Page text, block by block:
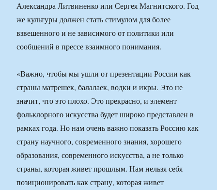
Александра Литвиненко или Сергея Магнитского. Год
же культуры должен стать стимулом для более
взвешенного и не зависимого от политики или
сообщений в прессе взаимного понимания.
«Важно, чтобы мы ушли от презентации России как
страны матрешек, балалаек, водки и икры. Это не
значит, что это плохо. Это прекрасно, и элемент
фольклорного искусства будет широко представлен в
рамках года. Но нам очень важно показать Россию как
страну научного, современного знания, хорошего
образования, современного искусства, а не только
страны, которая живет прошлым. Нам нельзя себя
позиционировать как страну, которая живет